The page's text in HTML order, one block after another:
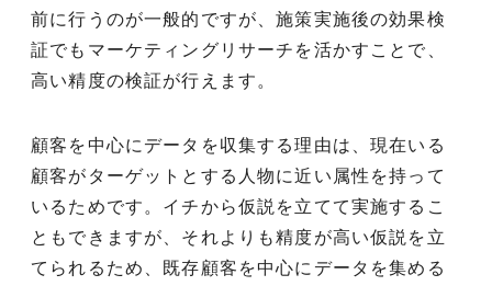
前に行うのが一般的ですが、施策実施後の効果検
証でもマーケティングリサーチを活かすことで、
高い精度の検証が行えます。
顧客を中心にデータを収集する理由は、現在いる
顧客がターゲットとする人物に近い属性を持って
いるためです。イチから仮説を立てて実施するこ
ともできますが、それよりも精度が高い仮説を立
てられるため、既存顧客を中心にデータを集める